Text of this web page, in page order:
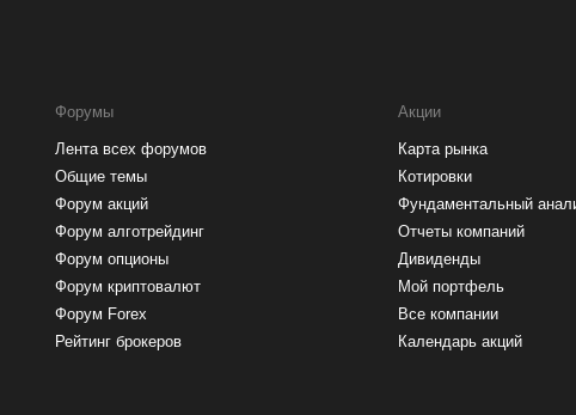
Форумы
Лента всех форумов
Общие темы
Форум акций
Форум алготрейдинг
Форум опционы
Форум криптовалют
Форум Forex
Рейтинг брокеров
Акции
Карта рынка
Котировки
Фундаментальный
Отчеты компаний
Дивиденды
Мой портфель
Все компании
Календарь акций